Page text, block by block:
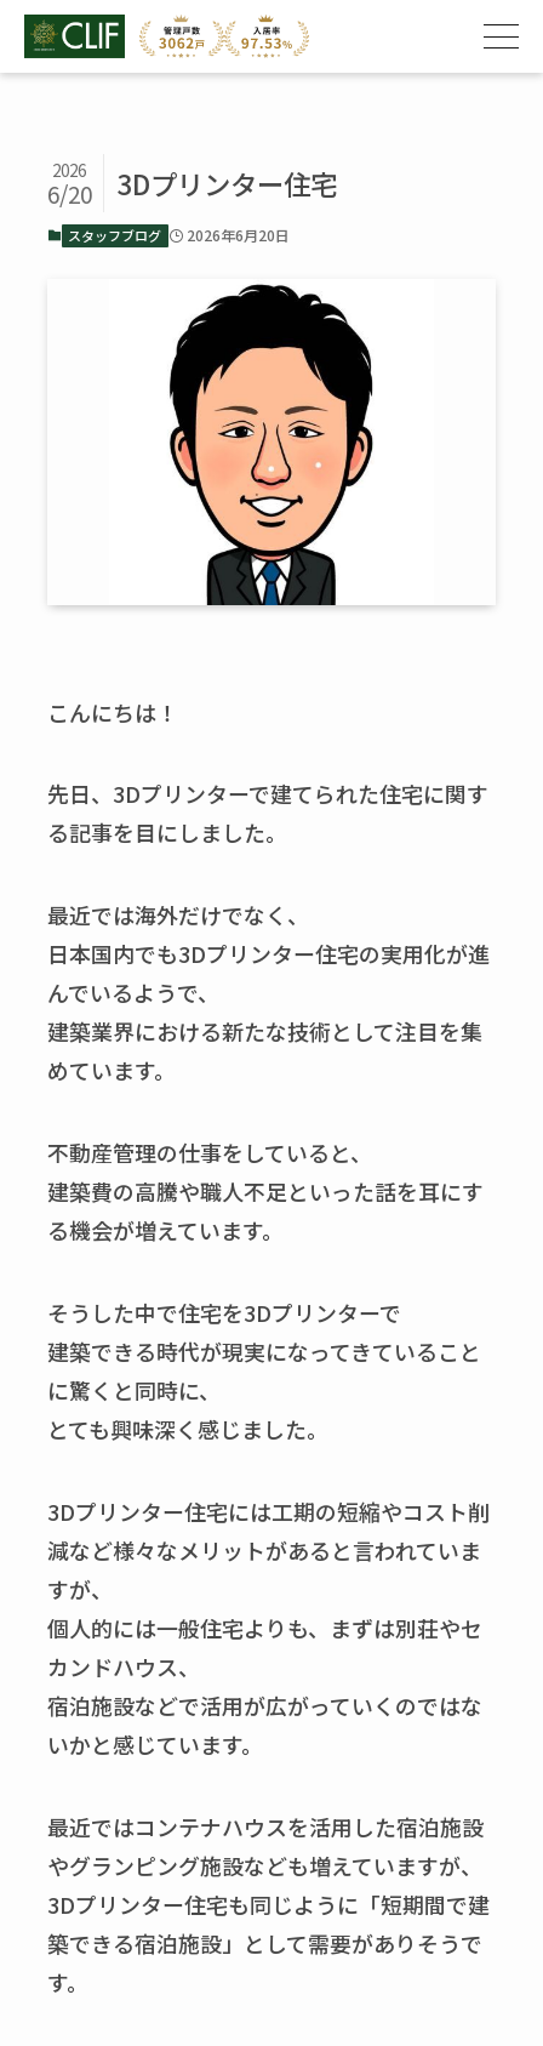
3Dプリンター住宅
2026
6/20
スタッフブログ 2026年6月20日
こんにちは！
先日、3Dプリンターで建てられた住宅に関す
る記事を目にしました。
最近では海外だけでなく、
日本国内でも3Dプリンター住宅の実用化が進
んでいるようで、
建築業界における新たな技術として注目を集
めています。
不動産管理の仕事をしていると、
建築費の高騰や職人不足といった話を耳にす
る機会が増えています。
そうした中で住宅を3Dプリンターで
建築できる時代が現実になってきていること
に驚くと同時に、
とても興味深く感じました。
3Dプリンター住宅には工期の短縮やコスト削
減など様々なメリットがあると言われていま
すが、
個人的には一般住宅よりも、まずは別荘やセ
カンドハウス、
宿泊施設などで活用が広がっていくのではな
いかと感じています。
最近ではコンテナハウスを活用した宿泊施設
やグランピング施設なども増えていますが、
3Dプリンター住宅も同じように「短期間で建
築できる宿泊施設」として需要がありそうで
す。